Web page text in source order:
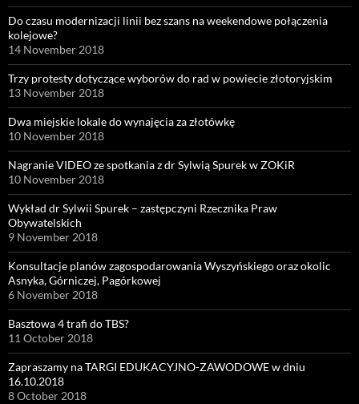
Do czasu modernizacji linii bez szans na weekendowe połączenia
kolejowe?
14 November 2018
Trzy protesty dotyczące wyborów do rad w powiecie złotoryjskim
13 November 2018
Dwa miejskie lokale do wynajęcia za złotówkę
10 November 2018
Nagranie VIDEO ze spotkania z dr Sylwią Spurek w ZOKiR
10 November 2018
Wykład dr Sylwii Spurek – zastępczyni Rzecznika Praw
Obywatelskich
9 November 2018
Konsultacje planów zagospodarowania Wyszyńskiego oraz okolic
Asnyka, Górniczej, Pagórkowej
6 November 2018
Basztowa 4 trafi do TBS?
11 October 2018
Zapraszamy na TARGI EDUKACYJNO-ZAWODOWE w dniu
16.10.2018
8 October 2018